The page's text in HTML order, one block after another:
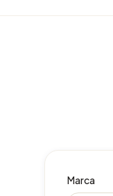
Marca